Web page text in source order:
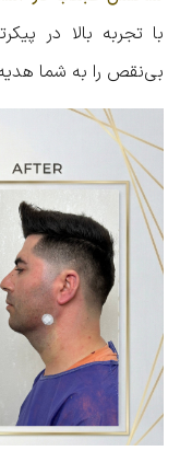
با تجربه بالا در
بی‌نقص را به شما